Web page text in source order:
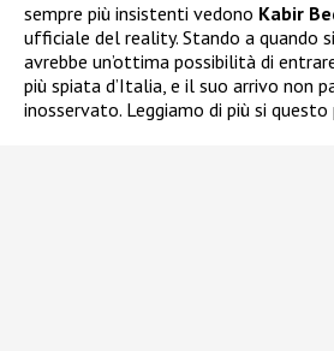
sempre più insistenti vedono Kabir
ufficiale del reality. Stando a quando
avrebbe un’ottima possibilità di
più spiata d’Italia, e il suo arrivo non
inosservato. Leggiamo di più si